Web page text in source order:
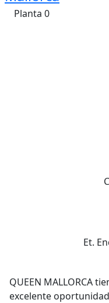
Planta 0
Et.
QUEEN MALLORCA
excelente